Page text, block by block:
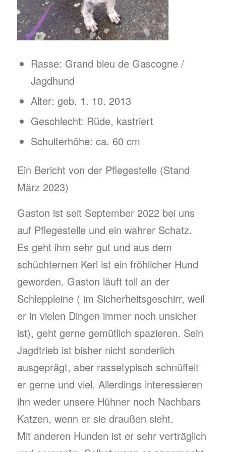
Rasse: Grand bleu de Gascogne /
Jagdhund
Alter: geb. 1. 10. 2013
Geschlecht: Rüde, kastriert
Schulterhöhe: ca. 60 cm
Ein Bericht von der Pflegestelle (Stand
März 2023)
Gaston ist seit September 2022 bei uns
auf Pflegestelle und ein wahrer Schatz.
Es geht ihm sehr gut und aus dem
schüchternen Kerl ist ein fröhlicher Hund
geworden. Gaston läuft toll an der
Schleppleine ( im Sicherheitsgeschirr, weil
er in vielen Dingen immer noch unsicher
ist), geht gerne gemütlich spazieren. Sein
Jagdtrieb ist bisher nicht sonderlich
ausgeprägt, aber rassetypisch schnüffelt
er gerne und viel. Allerdings interessieren
ihn weder unsere Hühner noch Nachbars
Katzen, wenn er sie draußen sieht.
Mit anderen Hunden ist er sehr verträglich